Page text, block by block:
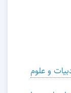
ادبیات و علوم